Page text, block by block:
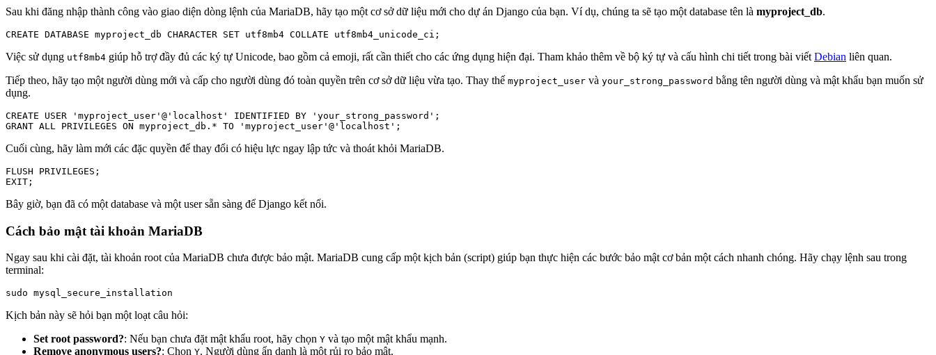
Sau khi đăng nhập thành công vào giao diện dòng lệnh của MariaDB, hãy tạo một cơ sở dữ liệu mới cho dự án Django của bạn. Ví dụ, chúng ta sẽ tạo một database tên là myproject_db.
CREATE DATABASE myproject_db CHARACTER SET utf8mb4 COLLATE utf8mb4_unicode_ci;
Việc sử dụng utf8mb4 giúp hỗ trợ đầy đủ các ký tự Unicode, bao gồm cả emoji, rất cần thiết cho các ứng dụng hiện đại. Tham khảo thêm về bộ ký tự và cấu hình chi tiết trong bài viết Debian liên quan.
Tiếp theo, hãy tạo một người dùng mới và cấp cho người dùng đó toàn quyền trên cơ sở dữ liệu vừa tạo. Thay thế myproject_user và your_strong_password bằng tên người dùng và mật khẩu bạn muốn sử
dụng.
CREATE USER 'myproject_user'@'localhost' IDENTIFIED BY 'your_strong_password';
GRANT ALL PRIVILEGES ON myproject_db.* TO 'myproject_user'@'localhost';
Cuối cùng, hãy làm mới các đặc quyền để thay đổi có hiệu lực ngay lập tức và thoát khỏi MariaDB.
FLUSH PRIVILEGES;
EXIT;
Bây giờ, bạn đã có một database và một user sẵn sàng để Django kết nối.
Cách bảo mật tài khoản MariaDB
Ngay sau khi cài đặt, tài khoản root của MariaDB chưa được bảo mật. MariaDB cung cấp một kịch bản (script) giúp bạn thực hiện các bước bảo mật cơ bản một cách nhanh chóng. Hãy chạy lệnh sau trong
terminal:
sudo mysql_secure_installation
Kịch bản này sẽ hỏi bạn một loạt câu hỏi:
Set root password?: Nếu bạn chưa đặt mật khẩu root, hãy chọn Y và tạo một mật khẩu mạnh.
Remove anonymous users?: Chọn Y. Người dùng ẩn danh là một rủi ro bảo mật.